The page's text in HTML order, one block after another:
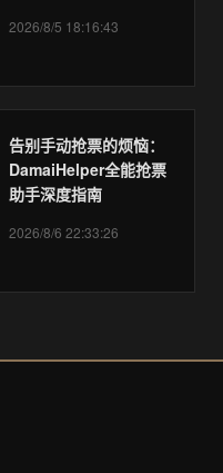
2026/8/5 18:16:43
告别手动抢票的烦恼：
DamaiHelper全能抢票
助手深度指南
2026/8/6 22:33:26